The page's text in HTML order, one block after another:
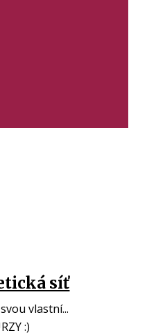
síť
vlastní...
:)